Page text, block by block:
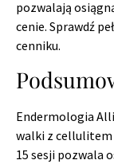
pozwalają
cenie. Sprawdź
cenniku.
Endermologia
walki z cellulitem
15 sesji pozwala